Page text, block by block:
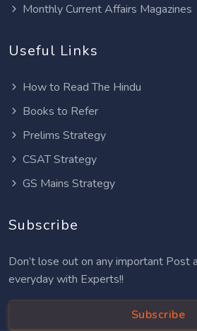
Monthly Current Affairs Magazines
Useful Links
How to Read The Hindu
Books to Refer
Prelims Strategy
CSAT Strategy
GS Mains Strategy
Subscribe
Don’t lose out on any important Post
everyday with Experts!!
Subscribe